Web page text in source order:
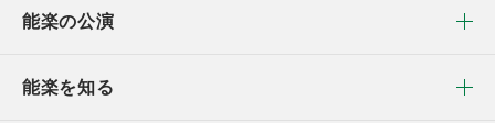
能楽の公演
能楽を知る